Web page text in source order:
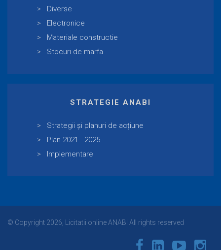
Diverse
Electronice
Materiale constructie
Stocuri de marfa
STRATEGIE ANABI
Strategii și planuri de acțiune
Plan 2021 - 2025
Implementare
© Copyright 2026, Licitatii online ANABI All rights reserved